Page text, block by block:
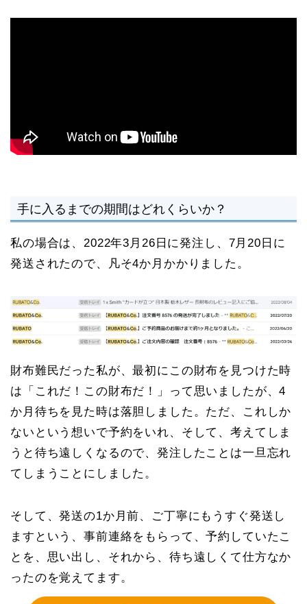
手に入るまでの期間はどれくらいか？
私の場合は、2022年3月26日に発注し、7月20日に
発送されたので、凡そ4か月かかりました。
財布難民だった私が、最初にこの財布を見つけた時
は「これだ！この財布だ！」って思いましたが、4
か月待ちを見た時は落胆しました。ただ、これしか
ないという想いで予約をいれ、そして、考えてしま
うと待ち遠しくなるので、発注したことは一旦忘れ
てしまうことにしました。
そして、発送の1か月前、ご丁寧にもうすぐ発送し
ますという、事前連絡をもらって、予約していたこ
とを、思い出し、それから、待ち遠しくて仕方なか
ったのを覚えてます。